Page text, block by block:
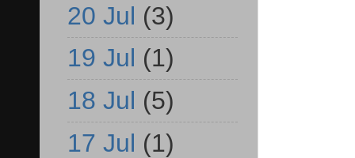
20 Jul (3)
19 Jul (1)
18 Jul (5)
17 Jul (1)